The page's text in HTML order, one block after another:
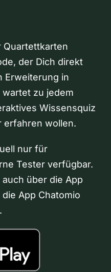
Quartettkarten
der Dich direkt
Erweiterung in
zu jedem
Wissensquiz
erfahren wollen.
nur für
Tester verfügbar.
über die App
App Chatomio